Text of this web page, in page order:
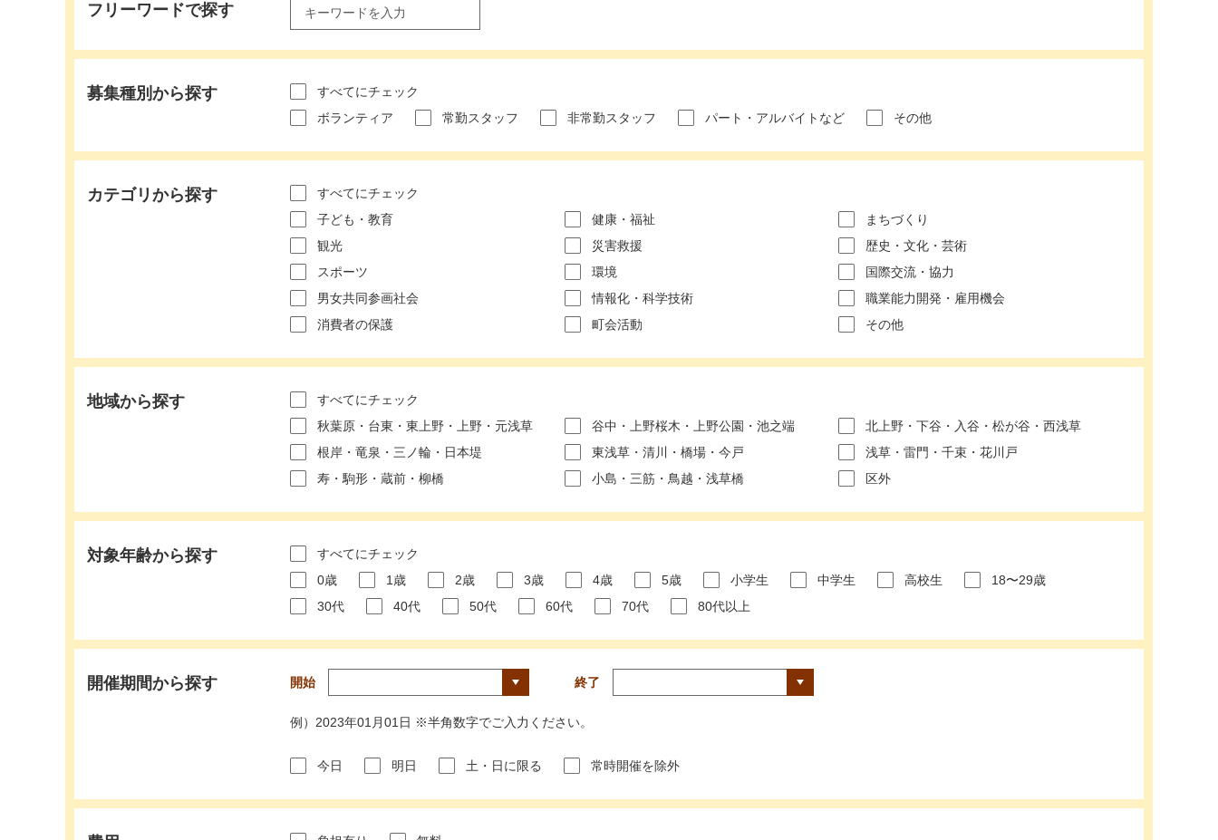
フリーワードで探す
募集種別から探す
すべてにチェック
ボランティア
常勤スタッフ 非常勤スタッフ パート・アルバイトなど その他
カテゴリから探す
すべてにチェック
子ども・教育
健康・福祉
まちづくり
観光
災害救援
歴史・文化・芸術
スポーツ
環境
国際交流・協力
男女共同参画社会
情報化・科学技術
職業能力開発・雇用機会
消費者の保護
町会活動 その他
地域から探す
すべてにチェック
秋葉原・台東・東上野・上野・元浅草
谷中・上野桜木・上野公園・池之端
北上野・下谷・入谷・松が谷・西浅草
根岸・竜泉・三ノ輪・日本堤
東浅草・清川・橋場・今戸
浅草・雷門・千束・花川戸
寿・駒形・蔵前・柳橋
小島・三筋・鳥越・浅草橋 区外
対象年齢から探す
すべてにチェック
0歳
1歳 2歳 3歳 4歳 5歳 小学生 中学生 高校生
18〜29歳
30代
40代 50代 60代 70代 80代以上
開催期間から探す 開始 終了
例）2023年01月01日 ※半角数字でご入力ください。
今日 明日 土・日に限る 常時開催を除外